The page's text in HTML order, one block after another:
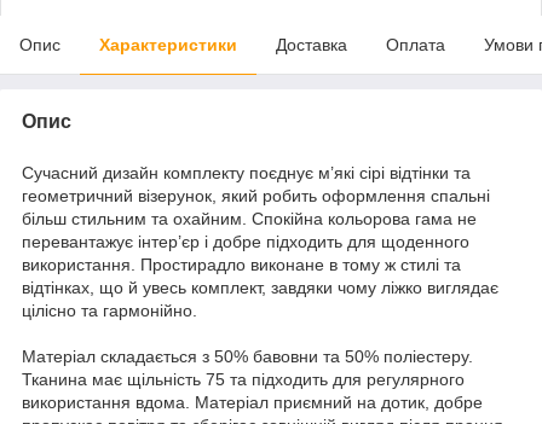
Опис Характеристики Доставка Оплата Умови
Опис
Сучасний дизайн комплекту поєднує м’які сірі відтінки та
геометричний візерунок, який робить оформлення спальні
більш стильним та охайним. Спокійна кольорова гама не
перевантажує інтер’єр і добре підходить для щоденного
використання. Простирадло виконане в тому ж стилі та
відтінках, що й увесь комплект, завдяки чому ліжко виглядає
цілісно та гармонійно.
Матеріал складається з 50% бавовни та 50% поліестеру.
Тканина має щільність 75 та підходить для регулярного
використання вдома. Матеріал приємний на дотик, добре